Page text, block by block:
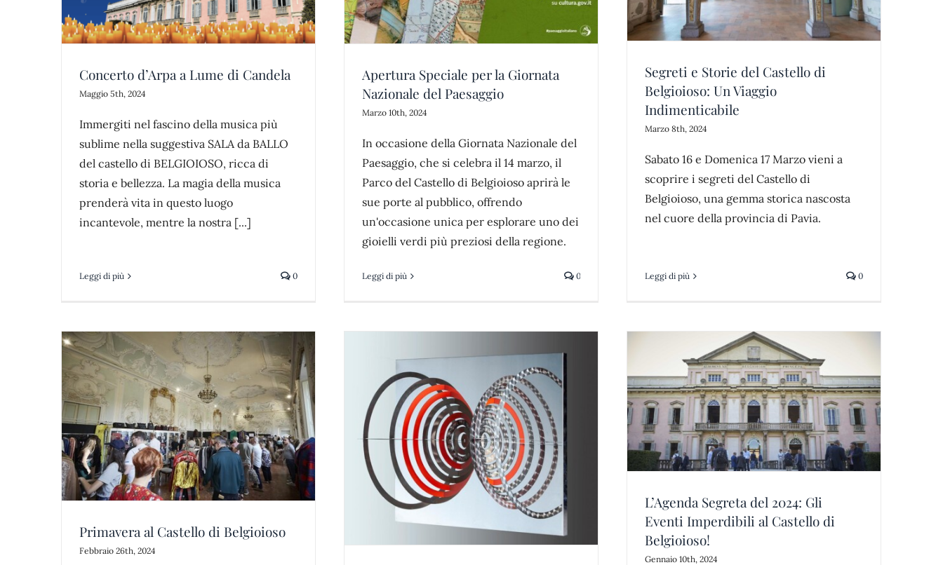
Concerto d’Arpa a Lume di Candela
Maggio 5th, 2024
Immergiti nel fascino della musica più
sublime nella suggestiva SALA da BALLO
del castello di BELGIOIOSO, ricca di
storia e bellezza. La magia della musica
prenderà vita in questo luogo
incantevole, mentre la nostra [...]
Leggi di più 0
news parco
Apertura Speciale per la Giornata
Nazionale del Paesaggio
Marzo 10th, 2024
In occasione della Giornata Nazionale del
Paesaggio, che si celebra il 14 marzo, il
Parco del Castello di Belgioioso aprirà le
sue porte al pubblico, offrendo
un'occasione unica per esplorare uno dei
gioielli verdi più preziosi della regione.
Leggi di più 0
castello di belgioioso
Segreti e Storie del Castello di
Belgioioso: Un Viaggio
Indimenticabile
Marzo 8th, 2024
Sabato 16 e Domenica 17 Marzo vieni a
scoprire i segreti del Castello di
Belgioioso, una gemma storica nascosta
nel cuore della provincia di Pavia.
Leggi di più 0
Primavera al Castello di Belgioioso
Febbraio 26th, 2024
Ivano Fabbri e i suoi Intercessori
news
L’Agenda Segreta del 2024: Gli Eventi
Imperdibili al Castello di Belgioioso!
news
L’Agenda Segreta del 2024: Gli
Eventi Imperdibili al Castello di
Belgioioso!
Gennaio 10th, 2024